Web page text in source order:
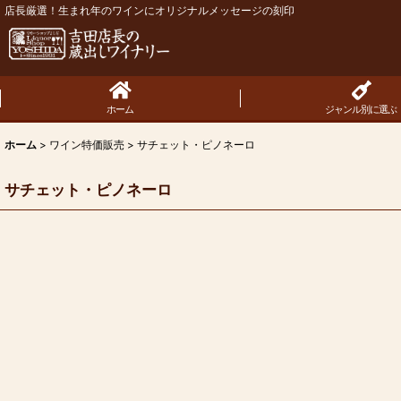
店長厳選！生まれ年のワインにオリジナルメッセージの刻印
ホーム ジャンル別に選ぶ
ホーム > ワイン特価販売 > サチェット・ピノネーロ
サチェット・ピノネーロ